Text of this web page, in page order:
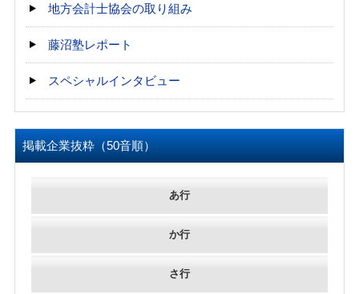
地方会計士協会の取り組み
藤沼塾レポート
スペシャルインタビュー
掲載企業抜粋（50音順）
あ行
か行
さ行